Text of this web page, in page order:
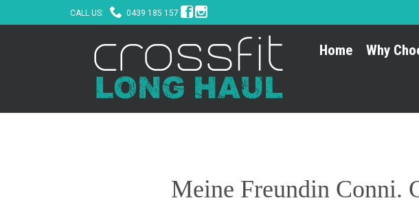
CALL US:  0439 185 157 
Home Why
Meine Freundin Conni.